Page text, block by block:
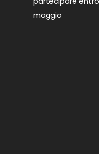
maggio